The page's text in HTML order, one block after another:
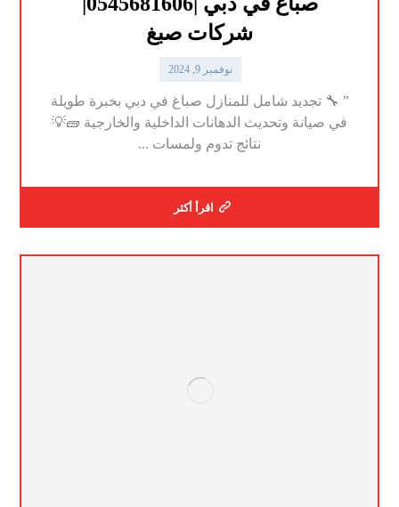
شركات صبغ
نوفمبر 9, 2024
” 🔧 تجديد شامل للمنازل صباغ في دبي بخبرة طويلة
في صيانة وتحديث الدهانات الداخلية والخارجية 🧱💡
نتائج تدوم ولمسات ...
اقرأ أكثر